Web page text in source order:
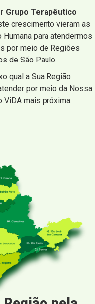
Grupo Terapêutico
crescimento vieram as
para atendermos
por meio de Regiões
de São Paulo.
qual a Sua Região
por meio da Nossa
ViDA mais próxima.